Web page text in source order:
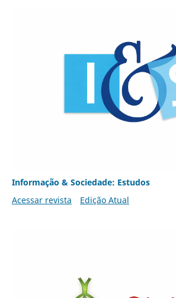
Informação & Sociedade: Estudos
Acessar revista
Edição Atual